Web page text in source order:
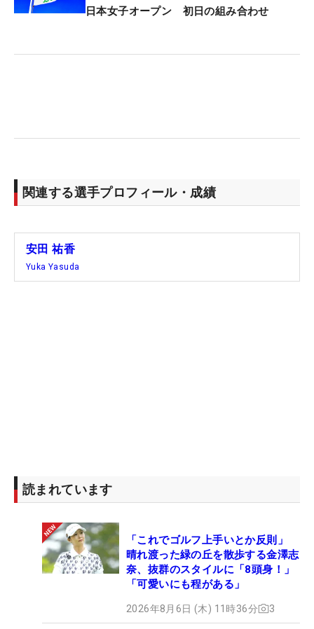
日本女子オープン 初日の組み合わせ
関連する選手プロフィール・成績
安田 祐香
Yuka Yasuda
読まれています
「これでゴルフ上手いとか反則」
晴れ渡った緑の丘を散歩する金澤志
奈、抜群のスタイルに「8頭身！」
「可愛いにも程がある」
2026年8月6日 (木) 11時36分 3